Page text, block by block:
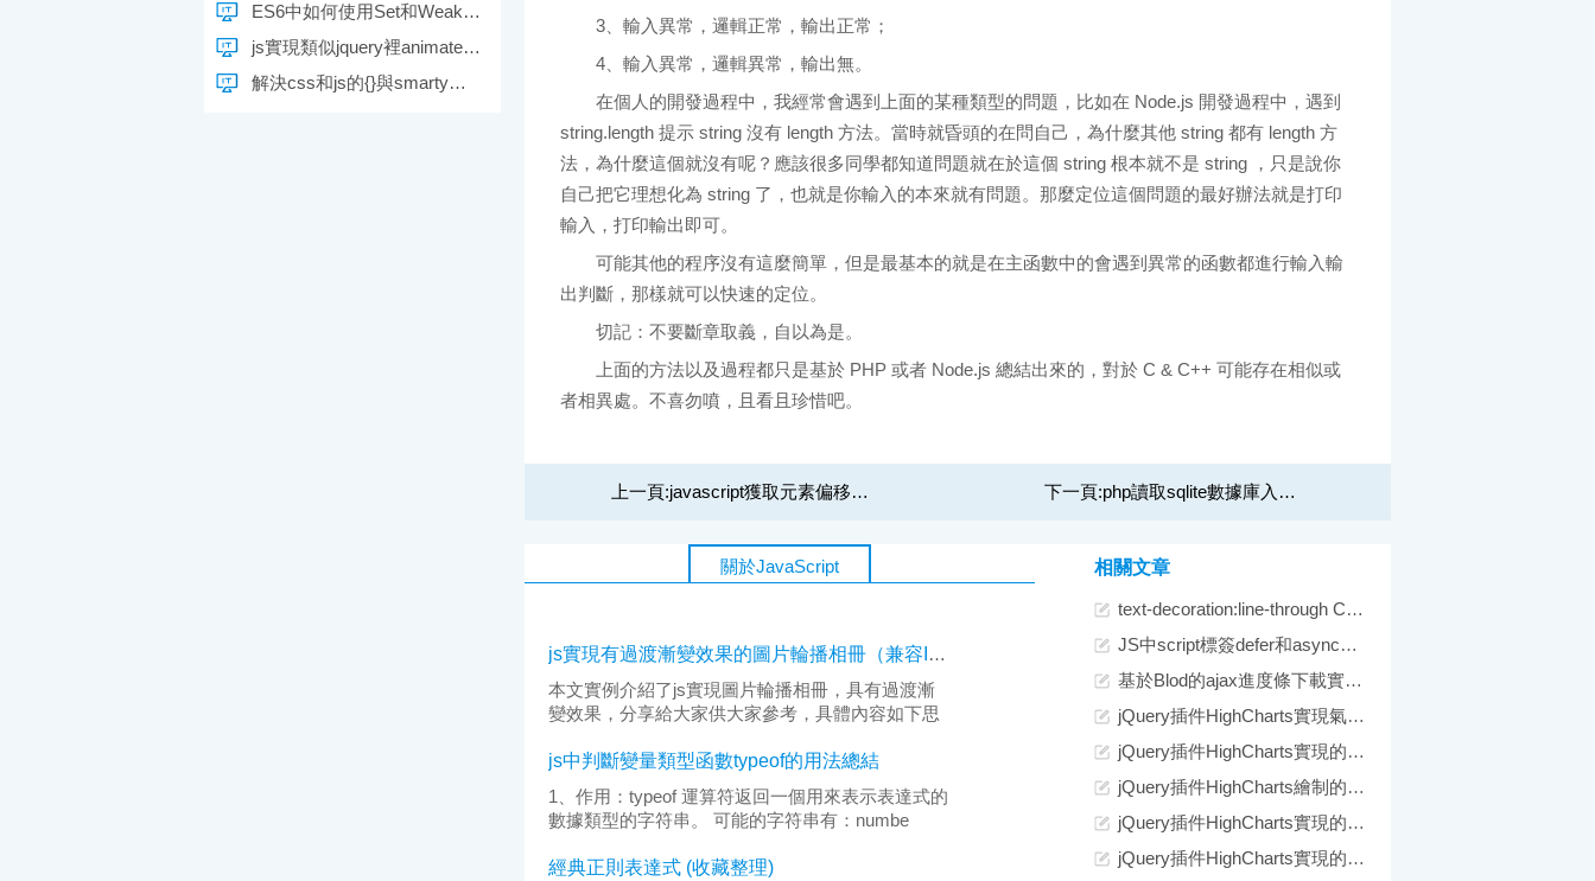
3、輸入異常，邏輯正常，輸出正常；
4、輸入異常，邏輯異常，輸出無。
在個人的開發過程中，我經常會遇到上面的某種類型的問題，比如在 Node.js 開發過程中，遇到
string.length 提示 string 沒有 length 方法。當時就昏頭的在問自己，為什麼其他 string 都有 length 方
法，為什麼這個就沒有呢？應該很多同學都知道問題就在於這個 string 根本就不是 string ，只是說你
自己把它理想化為 string 了，也就是你輸入的本來就有問題。那麼定位這個問題的最好辦法就是打印
輸入，打印輸出即可。
可能其他的程序沒有這麼簡單，但是最基本的就是在主函數中的會遇到異常的函數都進行輸入輸
出判斷，那樣就可以快速的定位。
切記：不要斷章取義，自以為是。
上面的方法以及過程都只是基於 PHP 或者 Node.js 總結出來的，對於 C & C++ 可能存在相似或
者相異處。不喜勿噴，且看且珍惜吧。
上一頁:javascript獲取元素偏移量的方法教程有哪些 下一頁:php讀取sqlite數據庫入門實例教程代碼
關於JavaScript
js實現有過渡漸變效果的圖片輪播相冊（兼容IE,ff）
本文實例介紹了js實現圖片輪播相冊，具有過渡漸
變效果，分享給大家供大家參考，具體內容如下思
js中判斷變量類型函數typeof的用法總結
1、作用：typeof 運算符返回一個用來表示表達式的
數據類型的字符串。 可能的字符串有：numbe
經典正則表達式 (收藏整理)
相關文章
text-decoration:line-through CSS文字中劃線 刪除線 貫穿線樣式
JS中script標簽defer和async屬性的區別詳解
基於Blod的ajax進度條下載實現示例代碼
jQuery插件HighCharts實現氣泡圖效果示例【附demo源碼】
jQuery插件HighCharts實現的2D堆條狀圖效果示例【附demo源碼下載】
jQuery插件HighCharts繪制的2D堆柱狀圖效果示例【附demo源碼下載】
jQuery插件HighCharts實現的2D條狀圖效果示例【附demo源碼下載】
jQuery插件HighCharts實現的2D面積圖效果示例【附demo源碼下載】
ES6中如何使用Set和WeakSet
js實現類似jquery裡animate動畫效果的方法
解決css和js的{}與smarty定界符沖突問題的兩種方法